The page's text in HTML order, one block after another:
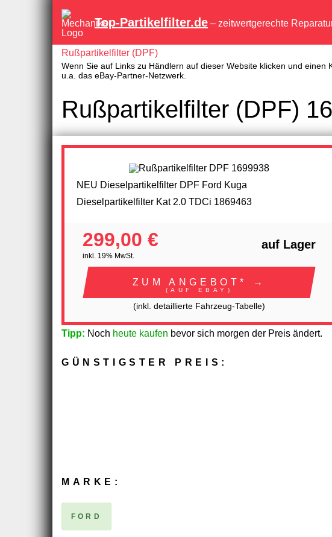
Top-Partikelfilter.de – zeitwertgerechte
Rußpartikelfilter (DPF)
Wenn Sie auf Links zu Händlern auf dieser Website klicken und
u.a. das eBay-Partner-Netzwerk.
Rußpartikelfilter (DPF)
NEU Dieselpartikelfilter DPF Ford Kuga
Dieselpartikelfilter Kat 2.0 TDCi 1869463
299,00 €
inkl. 19% MwSt.
auf Lager
ZUM ANGEBOT* →
(AUF EBAY)
(inkl. detaillierte Fahrzeug-Tabelle)
Tipp: Noch heute kaufen bevor sich morgen der Preis ändert.
GÜNSTIGSTER PREIS:
MARKE:
FORD